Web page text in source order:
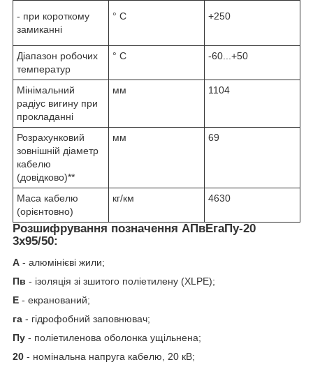
- при короткому
замиканні
° С +250
Діапазон робочих
температур
° С -60...+50
Мінімальний
радіус вигину при
прокладанні
мм 1104
Розрахунковий
зовнішній діаметр
кабелю
(довідково)**
мм 69
Маса кабелю
(орієнтовно)
кг/км 4630
Розшифрування позначення АПвЕгаПу‑20
3х95/50:
А - алюмінієві жили;
Пв - ізоляція зі зшитого поліетилену (XLPE);
Е - екранований;
га - гідрофобний заповнювач;
Пу - поліетиленова оболонка ущільнена;
20 - номінальна напруга кабелю, 20 кВ;